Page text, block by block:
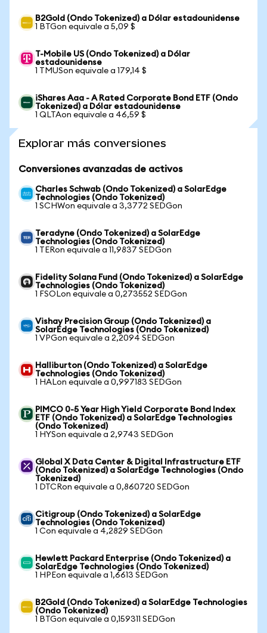
B2Gold (Ondo Tokenized) a Dólar estadounidense
1 BTGon equivale a 5,09 $
T-Mobile US (Ondo Tokenized) a Dólar
estadounidense
1 TMUSon equivale a 179,14 $
iShares Aaa - A Rated Corporate Bond ETF (Ondo
Tokenized) a Dólar estadounidense
1 QLTAon equivale a 46,59 $
Explorar más conversiones
Conversiones avanzadas de activos
Charles Schwab (Ondo Tokenized) a SolarEdge
Technologies (Ondo Tokenized)
1 SCHWon equivale a 3,3772 SEDGon
Teradyne (Ondo Tokenized) a SolarEdge
Technologies (Ondo Tokenized)
1 TERon equivale a 11,9837 SEDGon
Fidelity Solana Fund (Ondo Tokenized) a SolarEdge
Technologies (Ondo Tokenized)
1 FSOLon equivale a 0,273552 SEDGon
Vishay Precision Group (Ondo Tokenized) a
SolarEdge Technologies (Ondo Tokenized)
1 VPGon equivale a 2,2094 SEDGon
Halliburton (Ondo Tokenized) a SolarEdge
Technologies (Ondo Tokenized)
1 HALon equivale a 0,997183 SEDGon
PIMCO 0-5 Year High Yield Corporate Bond Index
ETF (Ondo Tokenized) a SolarEdge Technologies
(Ondo Tokenized)
1 HYSon equivale a 2,9743 SEDGon
Global X Data Center & Digital Infrastructure ETF
(Ondo Tokenized) a SolarEdge Technologies (Ondo
Tokenized)
1 DTCRon equivale a 0,860720 SEDGon
Citigroup (Ondo Tokenized) a SolarEdge
Technologies (Ondo Tokenized)
1 Con equivale a 4,2829 SEDGon
Hewlett Packard Enterprise (Ondo Tokenized) a
SolarEdge Technologies (Ondo Tokenized)
1 HPEon equivale a 1,6613 SEDGon
B2Gold (Ondo Tokenized) a SolarEdge Technologies
(Ondo Tokenized)
1 BTGon equivale a 0,159311 SEDGon